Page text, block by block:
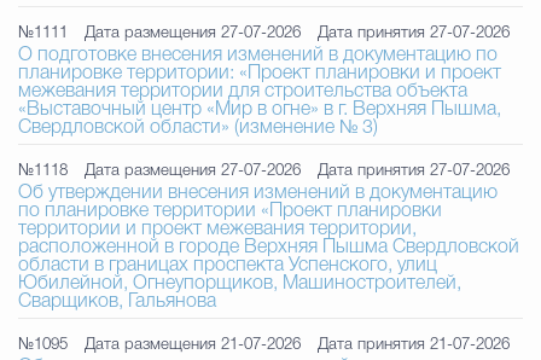
Счётная палата Городского
Избирательная
№1111 Дата размещения 27-07-2026 Дата принятия 27-07-2026
О подготовке внесения изменений в документацию по
планировке территории: «Проект планировки и проект
межевания территории для строительства объекта
«Выставочный центр «Мир в огне» в г. Верхняя Пышма,
Свердловской области» (изменение № 3)
№1118 Дата размещения 27-07-2026 Дата принятия 27-07-2026
Об утверждении внесения изменений в документацию
по планировке территории «Проект планировки
территории и проект межевания территории,
расположенной в городе Верхняя Пышма Свердловской
области в границах проспекта Успенского, улиц
Юбилейной, Огнеупорщиков, Машиностроителей,
Сварщиков, Гальянова
№1095 Дата размещения 21-07-2026 Дата принятия 21-07-2026